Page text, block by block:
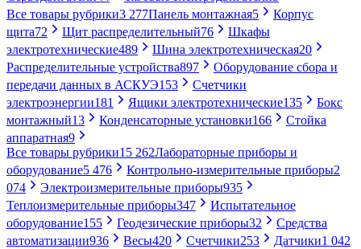
Все товары рубрики3 277Панель монтажная5
Корпус
щита72 Щит распределительный76
Шкафы
электротехнические489 Шина электротехническая20
Распределительные устройства897
Оборудование сбора и
передачи данных в АСКУЭ153
Счетчики
электроэнергии181 Ящики электротехнические135
Бокс
монтажный13 Конденсаторные установки166
Стойка
аппаратная9
Все товары рубрики15 262Лабораторные приборы и
оборудование5 476 Контрольно-измерительные приборы2
074
Электроизмерительные приборы935
Теплоизмерительные приборы347
Испытательное
оборудование155 Геодезические приборы32
Средства
автоматизации936 Весы420 Счетчики253 Датчики1 042